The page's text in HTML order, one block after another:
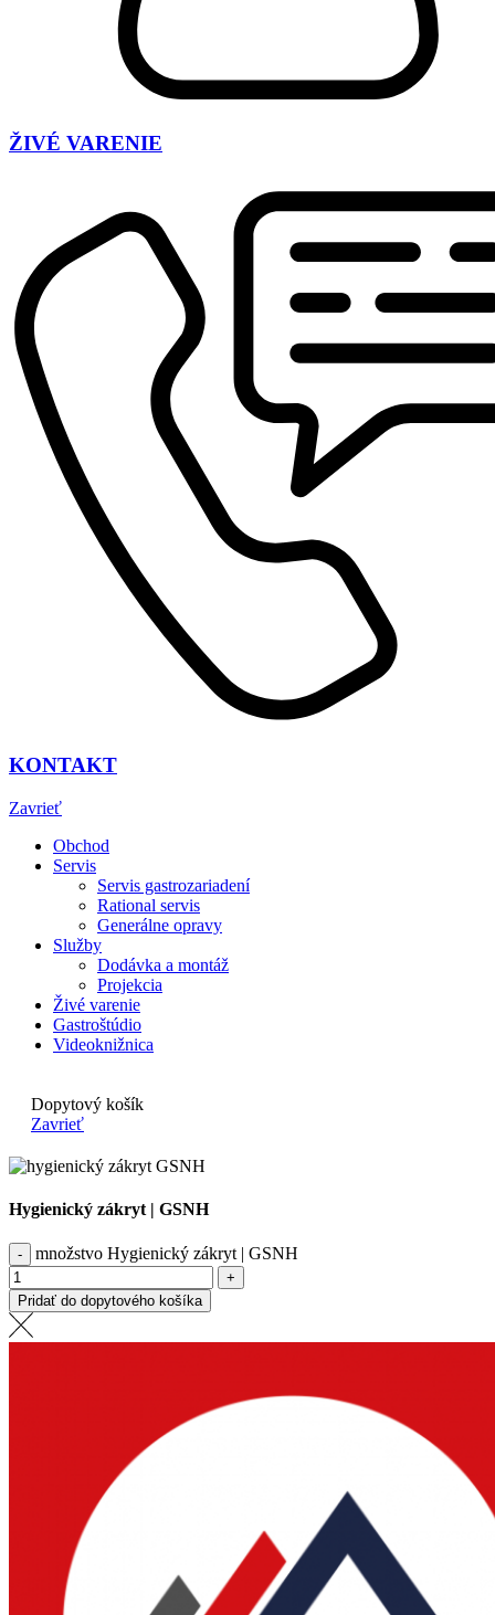
ŽIVÉ VARENIE
KONTAKT
Zavrieť
Obchod
Servis
Servis gastrozariadení
Rational servis
Generálne opravy
Služby
Dodávka a montáž
Projekcia
Živé varenie
Gastroštúdio
Videoknižnica
Dopytový košík
Zavrieť
Hygienický zákryt | GSNH
množstvo Hygienický zákryt | GSNH
Pridať do dopytového košíka